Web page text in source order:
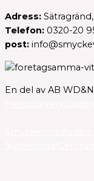
Adress:
Telefon: 0320-20
post:
En del av AB